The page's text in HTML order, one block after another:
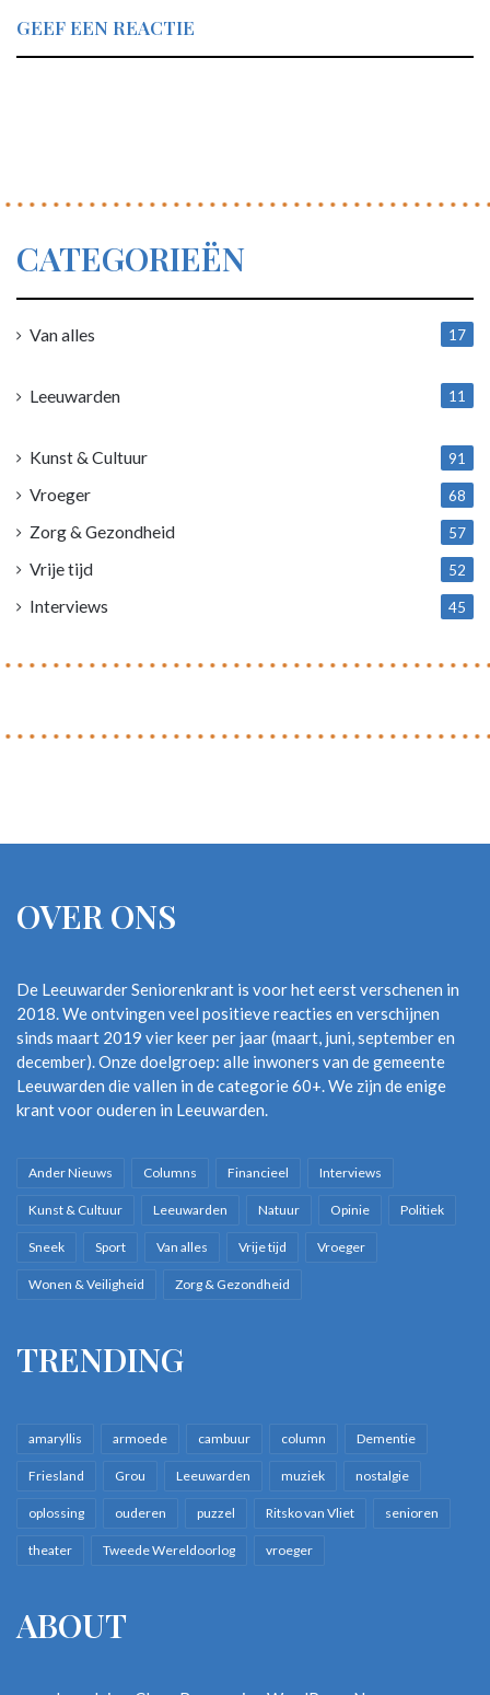
GEEF EEN REACTIE
CATEGORIEËN
Van alles
17
Leeuwarden
11
Kunst & Cultuur 91
Vroeger 68
Zorg & Gezondheid 57
Vrije tijd 52
Interviews 45
OVER ONS
De Leeuwarder Seniorenkrant is voor het eerst verschenen in
2018. We ontvingen veel positieve reacties en verschijnen
sinds maart 2019 vier keer per jaar (maart, juni, september en
december). Onze doelgroep: alle inwoners van de gemeente
Leeuwarden die vallen in de categorie 60+. We zijn de enige
krant voor ouderen in Leeuwarden.
Ander Nieuws Columns Financieel Interviews
Kunst & Cultuur Leeuwarden Natuur Opinie Politiek
Sneek Sport Van alles Vrije tijd Vroeger
Wonen & Veiligheid Zorg & Gezondheid
TRENDING
amaryllis armoede cambuur column Dementie
Friesland Grou Leeuwarden muziek nostalgie
oplossing ouderen puzzel Ritsko van Vliet senioren
theater Tweede Wereldoorlog vroeger
ABOUT